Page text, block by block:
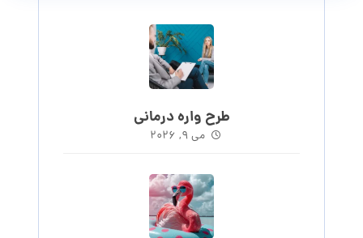
طرح واره درمانی
می ۹, ۲۰۲۶